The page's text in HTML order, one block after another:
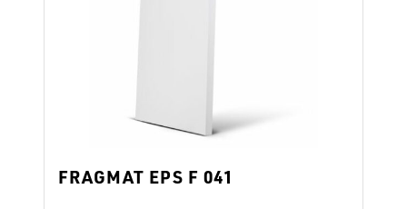
FRAGMAT EPS F 041